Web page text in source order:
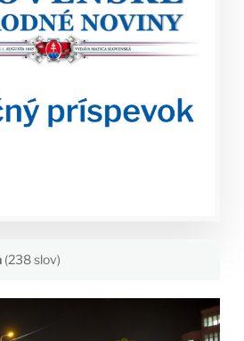
(238 slov)